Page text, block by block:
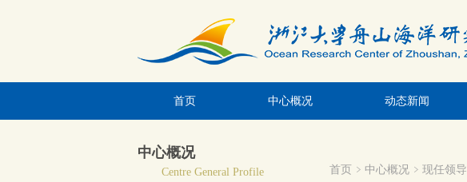
首页 中心概况 动态新闻
中心概况
Centre General Profile 首页 中心概况 现任领导